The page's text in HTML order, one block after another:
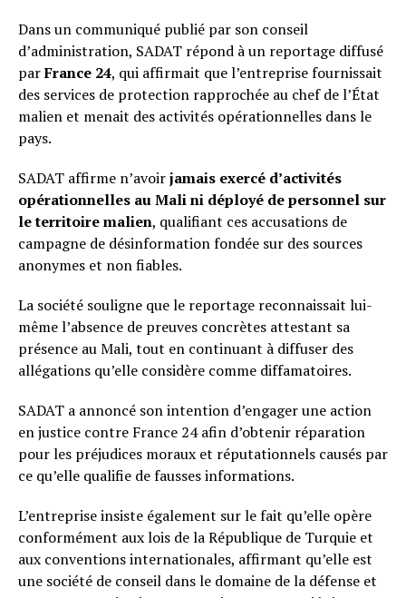
Dans un communiqué publié par son conseil
d’administration, SADAT répond à un reportage diffusé
parFrance 24, qui affirmait que l’entreprise fournissait
des services de protection rapprochée au chef de l’État
malien et menait des activités opérationnelles dans le
pays.
SADAT affirme n’avoirjamais exercé d’activités
opérationnelles au Mali ni déployé de personnel sur
le territoire malien, qualifiant ces accusations de
campagne de désinformation fondée sur des sources
anonymes et non fiables.
La société souligne que le reportage reconnaissait lui-
même l’absence de preuves concrètes attestant sa
présence au Mali, tout en continuant à diffuser des
allégations qu’elle considère comme diffamatoires.
SADAT a annoncé son intention d’engager une action
en justice contre France 24 afin d’obtenir réparation
pour les préjudices moraux et réputationnels causés par
ce qu’elle qualifie de fausses informations.
L’entreprise insiste également sur le fait qu’elle opère
conformément aux lois de la République de Turquie et
aux conventions internationales, affirmant qu’elle est
une société de conseil dans le domaine de la défense et